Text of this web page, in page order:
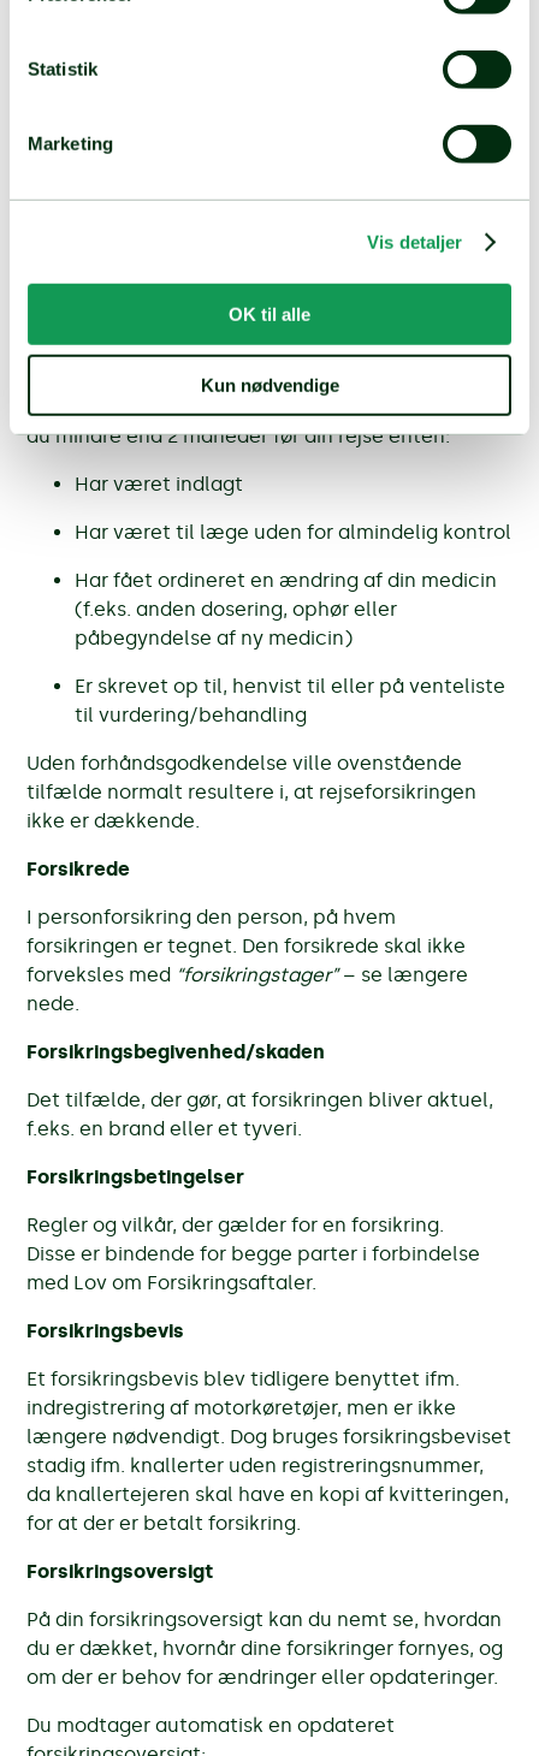
Statistik
Marketing
Vis detaljer
OK til alle
Kun nødvendige
Force majeure
Hændelser, som mennesker ikke kan
For at få lov til at rejse, skal du ansøge om
forhåndsgodkendelse hos os inden du rejser, hvis
du mindre end 2 måneder før din rejse enten:
Har været indlagt
Har været til læge uden for almindelig kontrol
Har fået ordineret en ændring af din medicin
(f.eks. anden dosering, ophør eller
påbegyndelse af ny medicin)
Er skrevet op til, henvist til eller på venteliste
til vurdering/behandling
Uden forhåndsgodkendelse ville ovenstående
tilfælde normalt resultere i, at rejseforsikringen
ikke er dækkende.
Forsikrede
I personforsikring den person, på hvem
forsikringen er tegnet. Den forsikrede skal ikke
forveksles med “forsikringstager”– se længere
nede.
Forsikringsbegivenhed/skaden
Det tilfælde, der gør, at forsikringen bliver aktuel,
f.eks. en brand eller et tyveri.
Forsikringsbetingelser
Regler og vilkår, der gælder for en forsikring.
Disse er bindende for begge parter i forbindelse
med Lov om Forsikringsaftaler.
Forsikringsbevis
Et forsikringsbevis blev tidligere benyttet ifm.
indregistrering af motorkøretøjer, men er ikke
længere nødvendigt. Dog bruges forsikringsbeviset
stadig ifm. knallerter uden registreringsnummer,
da knallertejeren skal have en kopi af kvitteringen,
for at der er betalt forsikring.
Forsikringsoversigt
På din forsikringsoversigt kan du nemt se, hvordan
du er dækket, hvornår dine forsikringer fornyes, og
om der er behov for ændringer eller opdateringer.
Du modtager automatisk en opdateret